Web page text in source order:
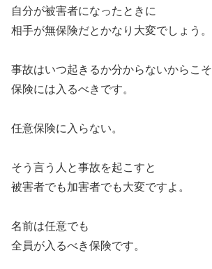
自分が被害者になったときに
相手が無保険だとかなり大変でしょう。
事故はいつ起きるか分からないからこそ
保険には入るべきです。
任意保険に入らない。
そう言う人と事故を起こすと
被害者でも加害者でも大変ですよ。
名前は任意でも
全員が入るべき保険です。